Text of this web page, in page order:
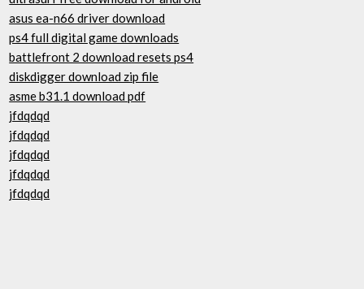
asus ea-n66 driver download
ps4 full digital game downloads
battlefront 2 download resets ps4
diskdigger download zip file
asme b31.1 download pdf
jfdqdqd
jfdqdqd
jfdqdqd
jfdqdqd
jfdqdqd